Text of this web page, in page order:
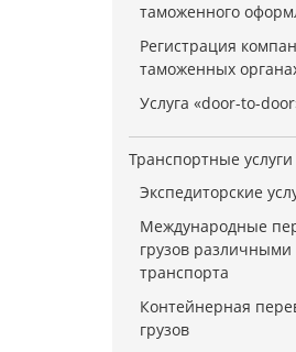
таможенного
Регистрация
таможенных
Услуга «door-to-
Транспортные услуги
Экспедиторские
Международные
грузов
транспорта
Контейнерная
грузов